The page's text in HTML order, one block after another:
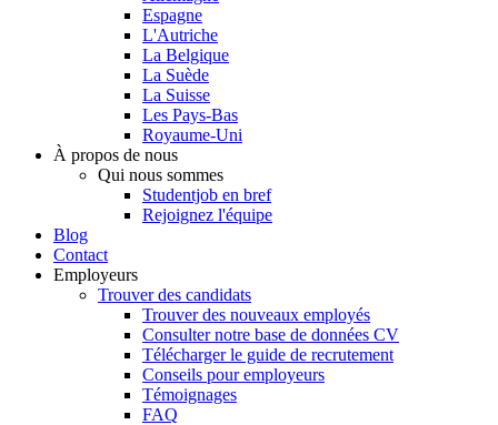
Espagne
L'Autriche
La Belgique
La Suède
La Suisse
Les Pays-Bas
Royaume-Uni
À propos de nous
Qui nous sommes
Studentjob en bref
Rejoignez l'équipe
Blog
Contact
Employeurs
Trouver des candidats
Trouver des nouveaux employés
Consulter notre base de données CV
Télécharger le guide de recrutement
Conseils pour employeurs
Témoignages
FAQ